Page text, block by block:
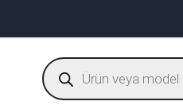
Products
search